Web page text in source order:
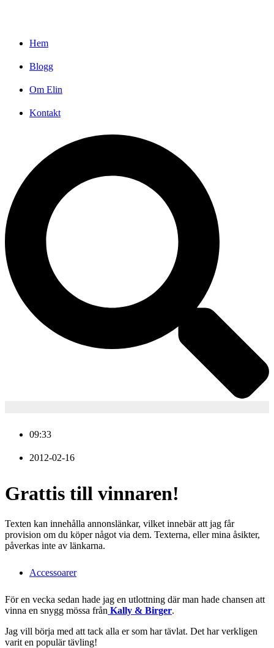
Hem
Blogg
Om Elin
Kontakt
09:33
2012-02-16
Grattis till vinnaren!
Texten kan innehålla annonslänkar, vilket innebär att jag får
provision om du köper något via dem. Texterna, eller mina åsikter,
påverkas inte av länkarna.
Accessoarer
För en vecka sedan hade jag en utlottning där man hade chansen att
vinna en snygg mössa från Kally & Birger.
Jag vill börja med att tack alla er som har tävlat. Det har verkligen
varit en populär tävling!